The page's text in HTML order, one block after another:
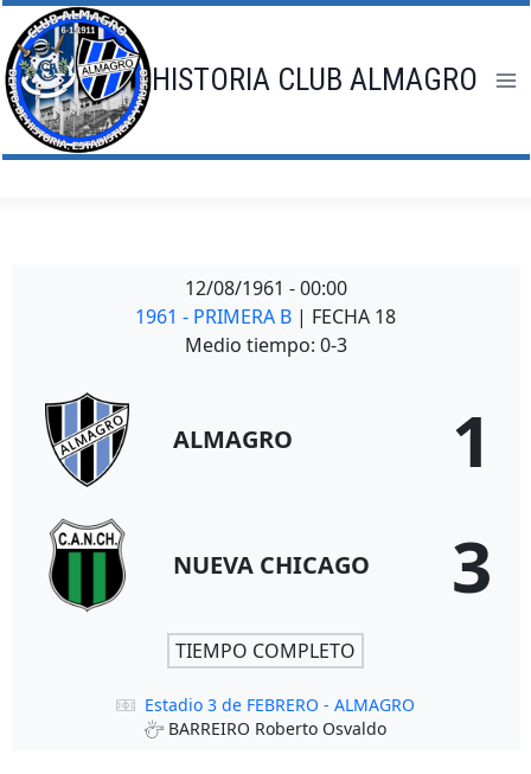
Saltar
al
contenido
HISTORIA CLUB ALMAGRO
12/08/1961 - 00:00
1961 - PRIMERA B | FECHA 18
Medio tiempo: 0-3
ALMAGRO 1
NUEVA CHICAGO 3
TIEMPO COMPLETO
Estadio 3 de FEBRERO - ALMAGRO
BARREIRO Roberto Osvaldo